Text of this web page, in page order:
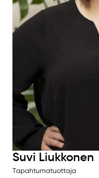
Suvi Liukkonen
Tapahtumatuottaja